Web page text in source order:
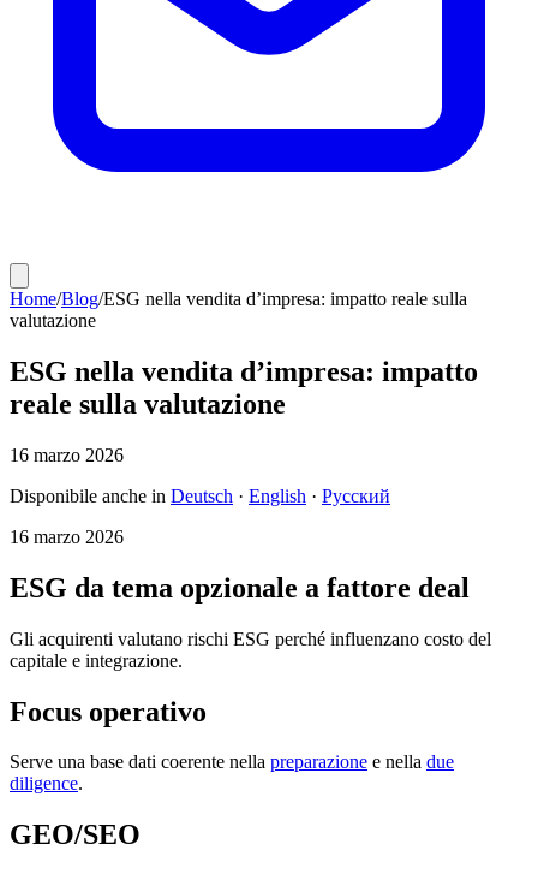
Home/Blog/ESG nella vendita d’impresa: impatto reale sulla
valutazione
ESG nella vendita d’impresa: impatto
reale sulla valutazione
16 marzo 2026
Disponibile anche in Deutsch · English · Русский
16 marzo 2026
ESG da tema opzionale a fattore deal
Gli acquirenti valutano rischi ESG perché influenzano costo del
capitale e integrazione.
Focus operativo
Serve una base dati coerente nella preparazione e nella due
diligence.
GEO/SEO